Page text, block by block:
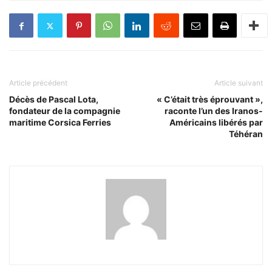
Article précédent
Décès de Pascal Lota,
fondateur de la compagnie
maritime Corsica Ferries
Article suivant
« C’était très éprouvant »,
raconte l’un des Iranos-
Américains libérés par
Téhéran